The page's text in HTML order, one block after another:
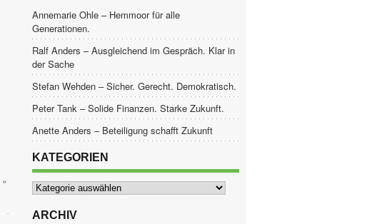
»
Annemarie Ohle – Hemmoor für alle
Generationen.
Ralf Anders – Ausgleichend im Gespräch. Klar in
der Sache
Stefan Wehden – Sicher. Gerecht. Demokratisch.
Peter Tank – Solide Finanzen. Starke Zukunft.
Anette Anders – Beteiligung schafft Zukunft
KATEGORIEN
Kategorien
ARCHIV